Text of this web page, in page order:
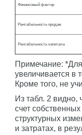
Финансовый фактор
Рентабельность продаж
Рентабельность капитала
Примечание:
увеличивается в
Кроме того, не
Из табл. 2 видно,
счет
структурных
и затратах, в